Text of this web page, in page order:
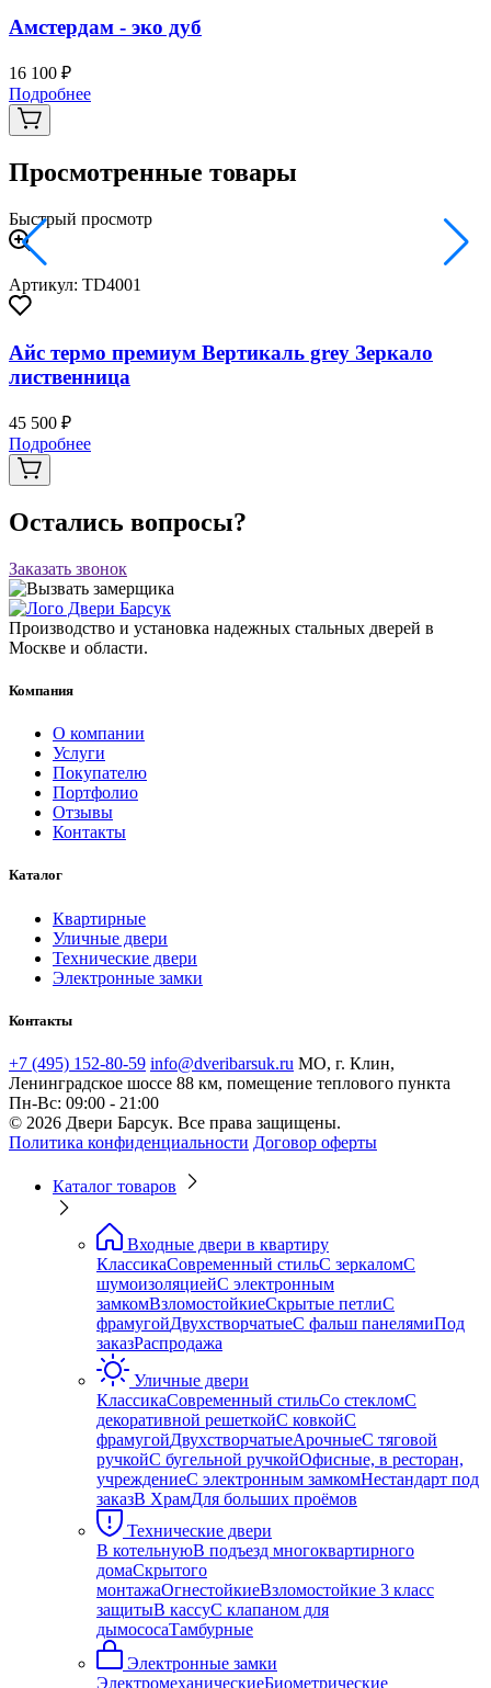
Амстердам - эко дуб
16 100 ₽
Подробнее
Просмотренные товары
Быстрый просмотр
Артикул: TD4001
Айс термо премиум Вертикаль grey Зеркало
лиственница
45 500 ₽
Подробнее
Остались вопросы?
Заказать звонок
Производство и установка надежных стальных дверей в
Москве и области.
Компания
О компании
Услуги
Покупателю
Портфолио
Отзывы
Контакты
Каталог
Квартирные
Уличные двери
Технические двери
Электронные замки
Контакты
+7 (495) 152-80-59 info@dveribarsuk.ru МО, г. Клин,
Ленинградское шоссе 88 км, помещение теплового пункта
Пн-Вс: 09:00 - 21:00
© 2026 Двери Барсук. Все права защищены.
Политика конфиденциальности Договор оферты
Каталог товаров
Входные двери в квартиру
КлассикаСовременный стильС зеркаломС
шумоизоляциейС электронным
замкомВзломостойкиеСкрытые петлиС
фрамугойДвухстворчатыеС фальш панелямиПод
заказРаспродажа
Уличные двери
КлассикаСовременный стильСо стекломС
декоративной решеткойС ковкойС
фрамугойДвухстворчатыеАрочныеС тяговой
ручкойС бугельной ручкойОфисные, в ресторан,
учреждениеС электронным замкомНестандарт под
заказВ ХрамДля больших проёмов
Технические двери
В котельнуюВ подъезд многоквартирного
домаСкрытого
монтажаОгнестойкиеВзломостойкие 3 класс
защитыВ кассуС клапаном для
дымососаТамбурные
Электронные замки
ЭлектромеханическиеБиометрические